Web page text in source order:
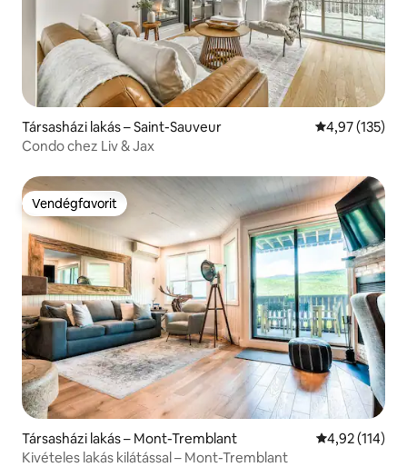
Társasházi lakás – Saint-Sauveur Átlagos
4,97 (135)
Condo chez Liv & Jax
Vendégfavorit
Vendégfavorit
Társasházi lakás – Mont-Tremblant Átlagos
4,92 (114)
Kivételes lakás kilátással – Mont-Tremblant